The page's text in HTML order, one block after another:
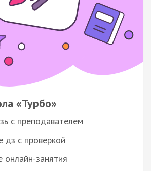
«Турбо»
с преподавателем
дз с проверкой
онлайн-занятия